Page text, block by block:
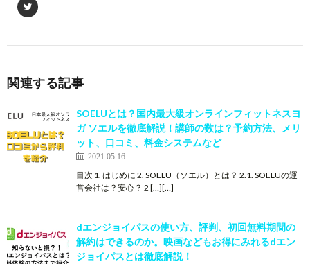
関連する記事
SOELUとは？国内最大級オンラインフィットネスヨ
ガ ソエルを徹底解説！講師の数は？予約方法、メリ
ット、口コミ、料金システムなど
2021.05.16
目次 1. はじめに 2. SOELU（ソエル）とは？ 2.1. SOELUの運
営会社は？安心？ 2 […][…]
dエンジョイパスの使い方、評判、初回無料期間の
解約はできるのか。映画などもお得にみれるdエン
ジョイパスとは徹底解説！